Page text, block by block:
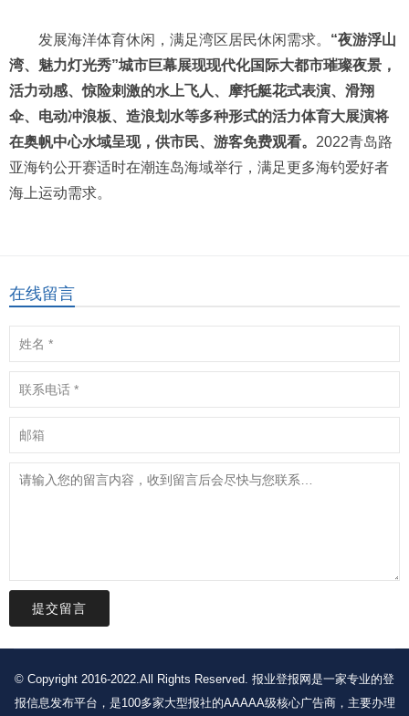
发展海洋体育休闲，满足湾区居民休闲需求。 “夜游浮山
湾、魅力灯光秀”城市巨幕展现现代化国际大都市璀璨夜景，
活力动感、惊险刺激的水上飞人、摩托艇花式表演、滑翔
伞、电动冲浪板、造浪划水等多种形式的活力体育大展演将
在奥帆中心水域呈现，供市民、游客免费观看。 2022青岛路
亚海钓公开赛适时在潮连岛海域举行，满足更多海钓爱好者
海上运动需求。
在线留言
提交留言
© Copyright 2016-2022.All Rights Reserved. 报业登报网是一家专业的登
报信息发布平台，是100多家大型报社的AAAAA级核心广告商，主要办理